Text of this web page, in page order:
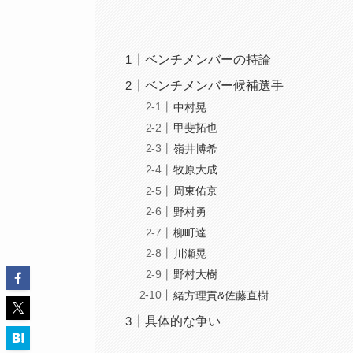
ベンチメンバーの持論
ベンチメンバー候補選手
中村晃
甲斐拓也
嶺井博希
牧原大成
周東佑京
野村勇
柳町達
川瀬晃
野村大樹
緒方理貢&佐藤直樹
具体的な争い